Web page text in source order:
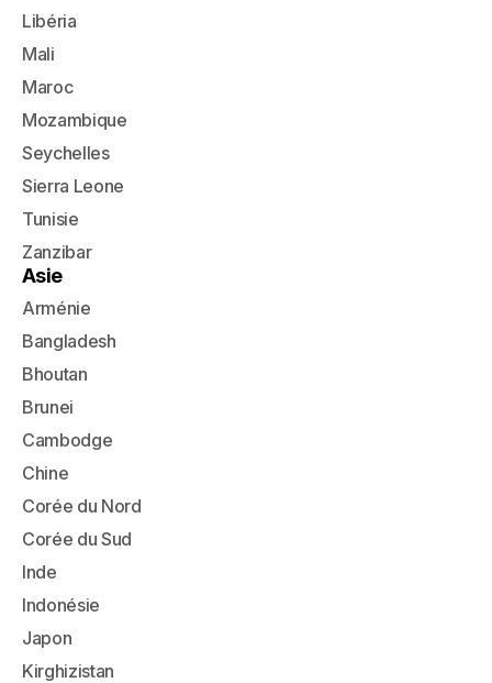
Libéria
Mali
Maroc
Mozambique
Seychelles
Sierra Leone
Tunisie
Zanzibar
Asie
Arménie
Bangladesh
Bhoutan
Brunei
Cambodge
Chine
Corée du Nord
Corée du Sud
Inde
Indonésie
Japon
Kirghizistan